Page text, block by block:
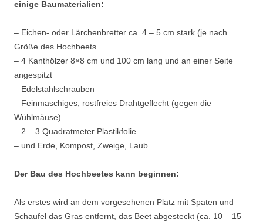
einige Baumaterialien:
– Eichen- oder Lärchenbretter ca. 4 – 5 cm stark (je nach
Größe des Hochbeets
– 4 Kanthölzer 8×8 cm und 100 cm lang und an einer Seite
angespitzt
– Edelstahlschrauben
– Feinmaschiges, rostfreies Drahtgeflecht (gegen die
Wühlmäuse)
– 2 – 3 Quadratmeter Plastikfolie
– und Erde, Kompost, Zweige, Laub
Der Bau des Hochbeetes kann beginnen:
Als erstes wird an dem vorgesehenen Platz mit Spaten und
Schaufel das Gras entfernt, das Beet abgesteckt (ca. 10 – 15